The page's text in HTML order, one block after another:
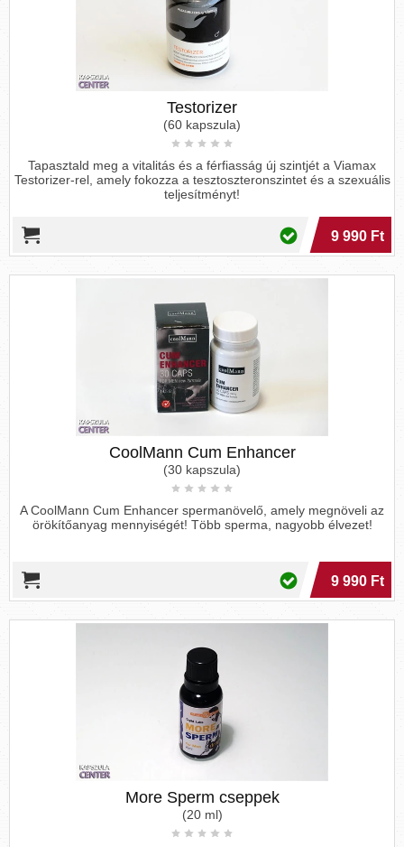
Testorizer
(60 kapszula)
Tapasztald meg a vitalitás és a férfiasság új szintjét a Viamax
Testorizer-rel, amely fokozza a tesztoszteronszintet és a szexuális
teljesítményt!
9 990 Ft
CoolMann Cum Enhancer
(30 kapszula)
A CoolMann Cum Enhancer spermanövelő, amely megnöveli az
örökítőanyag mennyiségét! Több sperma, nagyobb élvezet!
9 990 Ft
More Sperm cseppek
(20 ml)